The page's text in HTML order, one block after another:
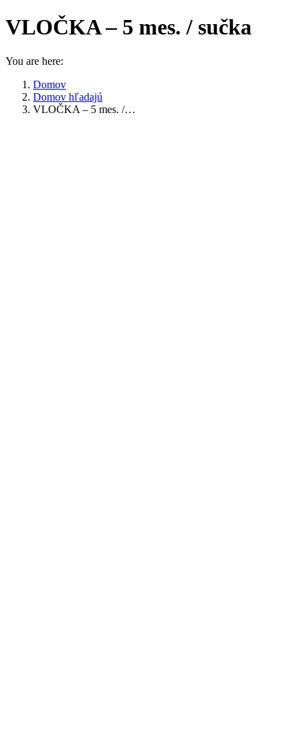
VLOČKA – 5 mes. / sučka
You are here:
Domov
Domov hľadajú
VLOČKA – 5 mes. /…